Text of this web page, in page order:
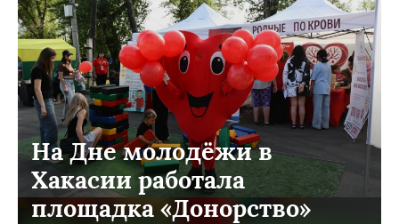
На Дне молодёжи в
Хакасии работала
площадка «Донорство»